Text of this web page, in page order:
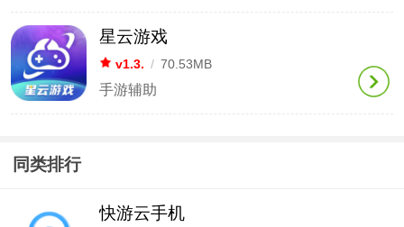
星云游戏
v1.3. / 70.53MB
手游辅助
同类排行
快游云手机